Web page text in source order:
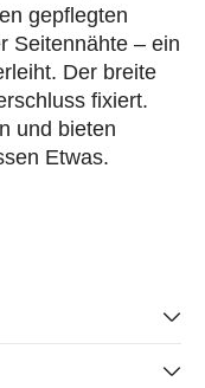
gepflegten
Seitennähte – ein
Der breite
fixiert.
und bieten
Etwas.